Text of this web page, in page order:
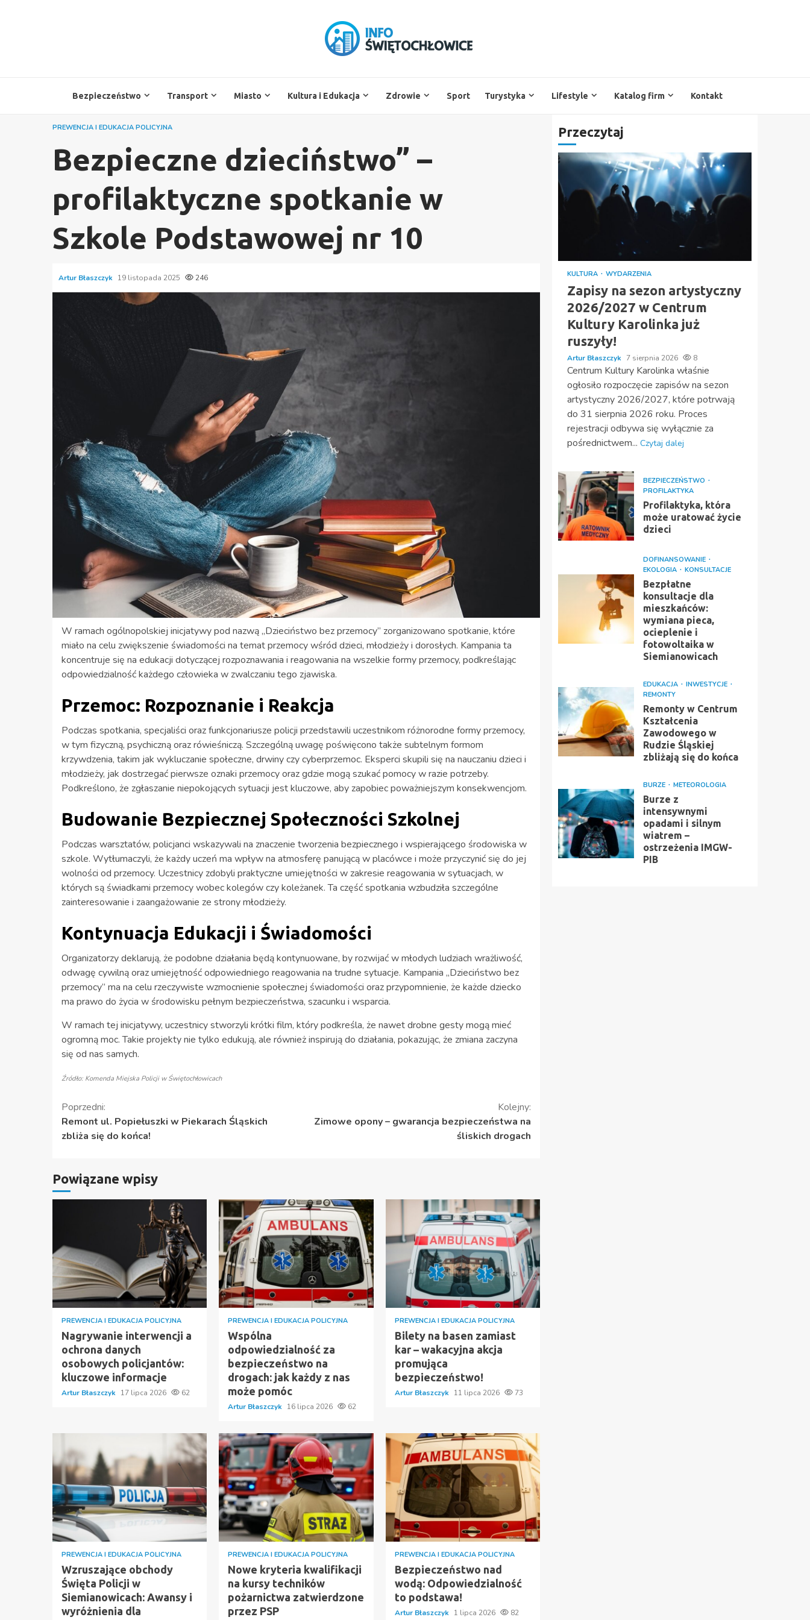
Bezpieczeństwo Transport Miasto Kultura i Edukacja Zdrowie Sport Turystyka Lifestyle Katalog firm Kontakt
PREWENCJA I EDUKACJA POLICYJNA
Bezpieczne dzieciństwo” –
profilaktyczne spotkanie w
Szkole Podstawowej nr 10
Artur Błaszczyk 19 listopada 2025 246
W ramach ogólnopolskiej inicjatywy pod nazwą „Dzieciństwo bez przemocy” zorganizowano spotkanie, które
miało na celu zwiększenie świadomości na temat przemocy wśród dzieci, młodzieży i dorosłych. Kampania ta
koncentruje się na edukacji dotyczącej rozpoznawania i reagowania na wszelkie formy przemocy, podkreślając
odpowiedzialność każdego człowieka w zwalczaniu tego zjawiska.
Przemoc: Rozpoznanie i Reakcja
Podczas spotkania, specjaliści oraz funkcjonariusze policji przedstawili uczestnikom różnorodne formy przemocy,
w tym fizyczną, psychiczną oraz rówieśniczą. Szczególną uwagę poświęcono także subtelnym formom
krzywdzenia, takim jak wykluczanie społeczne, drwiny czy cyberprzemoc. Eksperci skupili się na nauczaniu dzieci i
młodzieży, jak dostrzegać pierwsze oznaki przemocy oraz gdzie mogą szukać pomocy w razie potrzeby.
Podkreślono, że zgłaszanie niepokojących sytuacji jest kluczowe, aby zapobiec poważniejszym konsekwencjom.
Budowanie Bezpiecznej Społeczności Szkolnej
Podczas warsztatów, policjanci wskazywali na znaczenie tworzenia bezpiecznego i wspierającego środowiska w
szkole. Wytłumaczyli, że każdy uczeń ma wpływ na atmosferę panującą w placówce i może przyczynić się do jej
wolności od przemocy. Uczestnicy zdobyli praktyczne umiejętności w zakresie reagowania w sytuacjach, w
których są świadkami przemocy wobec kolegów czy koleżanek. Ta część spotkania wzbudziła szczególne
zainteresowanie i zaangażowanie ze strony młodzieży.
Kontynuacja Edukacji i Świadomości
Organizatorzy deklarują, że podobne działania będą kontynuowane, by rozwijać w młodych ludziach wrażliwość,
odwagę cywilną oraz umiejętność odpowiedniego reagowania na trudne sytuacje. Kampania „Dzieciństwo bez
przemocy” ma na celu rzeczywiste wzmocnienie społecznej świadomości oraz przypomnienie, że każde dziecko
ma prawo do życia w środowisku pełnym bezpieczeństwa, szacunku i wsparcia.
W ramach tej inicjatywy, uczestnicy stworzyli krótki film, który podkreśla, że nawet drobne gesty mogą mieć
ogromną moc. Takie projekty nie tylko edukują, ale również inspirują do działania, pokazując, że zmiana zaczyna
się od nas samych.
Źródło: Komenda Miejska Policji w Świętochłowicach
Kontynuuj
czytanie
Poprzedni:
Remont ul. Popiełuszki w Piekarach Śląskich
zbliża się do końca!
Kolejny:
Zimowe opony – gwarancja bezpieczeństwa na
śliskich drogach
Powiązane wpisy
PREWENCJA I EDUKACJA POLICYJNA
Nagrywanie interwencji a
ochrona danych
osobowych policjantów:
kluczowe informacje
Artur Błaszczyk 17 lipca 2026 62
PREWENCJA I EDUKACJA POLICYJNA
Wspólna
odpowiedzialność za
bezpieczeństwo na
drogach: jak każdy z nas
może pomóc
Artur Błaszczyk 16 lipca 2026 62
PREWENCJA I EDUKACJA POLICYJNA
Bilety na basen zamiast
kar – wakacyjna akcja
promująca
bezpieczeństwo!
Artur Błaszczyk 11 lipca 2026 73
PREWENCJA I EDUKACJA POLICYJNA
Wzruszające obchody
Święta Policji w
Siemianowicach: Awansy i
wyróżnienia dla
PREWENCJA I EDUKACJA POLICYJNA
Nowe kryteria kwalifikacji
na kursy techników
pożarnictwa zatwierdzone
przez PSP
PREWENCJA I EDUKACJA POLICYJNA
Bezpieczeństwo nad
wodą: Odpowiedzialność
to podstawa!
Artur Błaszczyk 1 lipca 2026 82
Przeczytaj
KULTURA WYDARZENIA
Zapisy na sezon artystyczny
2026/2027 w Centrum
Kultury Karolinka już
ruszyły!
Artur Błaszczyk 7 sierpnia 2026 8
Centrum Kultury Karolinka właśnie
ogłosiło rozpoczęcie zapisów na sezon
artystyczny 2026/2027, które potrwają
do 31 sierpnia 2026 roku. Proces
rejestracji odbywa się wyłącznie za
pośrednictwem... Czytaj dalej
BEZPIECZEŃSTWO
PROFILAKTYKA
Profilaktyka, która
może uratować życie
dzieci
DOFINANSOWANIE
EKOLOGIA
KONSULTACJE
Bezpłatne
konsultacje dla
mieszkańców:
wymiana pieca,
ocieplenie i
fotowoltaika w
Siemianowicach
EDUKACJA
INWESTYCJE
REMONTY
Remonty w Centrum
Kształcenia
Zawodowego w
Rudzie Śląskiej
zbliżają się do końca
BURZE METEOROLOGIA
Burze z
intensywnymi
opadami i silnym
wiatrem –
ostrzeżenia IMGW-
PIB